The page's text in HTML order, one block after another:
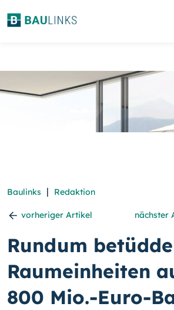
Baulinks | Redaktion
vorheriger Artikel nächster
Rundum
Raumeinheiten
800 Mio.-Euro-